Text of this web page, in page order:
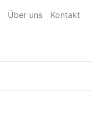
Über uns Kontakt